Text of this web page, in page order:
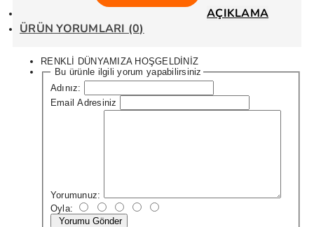
AÇIKLAMA
ÜRÜN YORUMLARI (0)
RENKLİ DÜNYAMIZA HOŞGELDİNİZ
Bu ürünle ilgili yorum yapabilirsiniz
Adınız:
Email Adresiniz
Yorumunuz:
Oyla:
Yorumu Gönder